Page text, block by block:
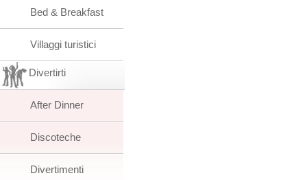
Bed & Breakfast
Villaggi turistici
Divertirti
After Dinner
Discoteche
Divertimenti